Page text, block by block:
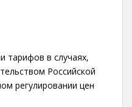
тарифов в случаях,
Российской
регулировании цен